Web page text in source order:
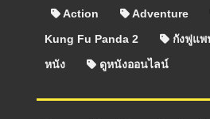
Action Adventure
Kung Fu Panda 2
กังฟูแพ
หนัง
ดูหนังออนไลน์